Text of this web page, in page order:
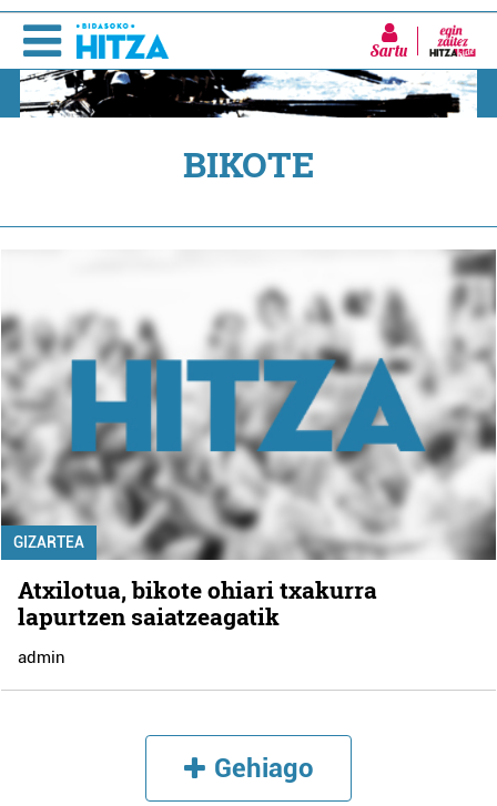
Sartu
BIKOTE
GIZARTEA
Atxilotua, bikote ohiari txakurra
lapurtzen saiatzeagatik
admin
Gehiago